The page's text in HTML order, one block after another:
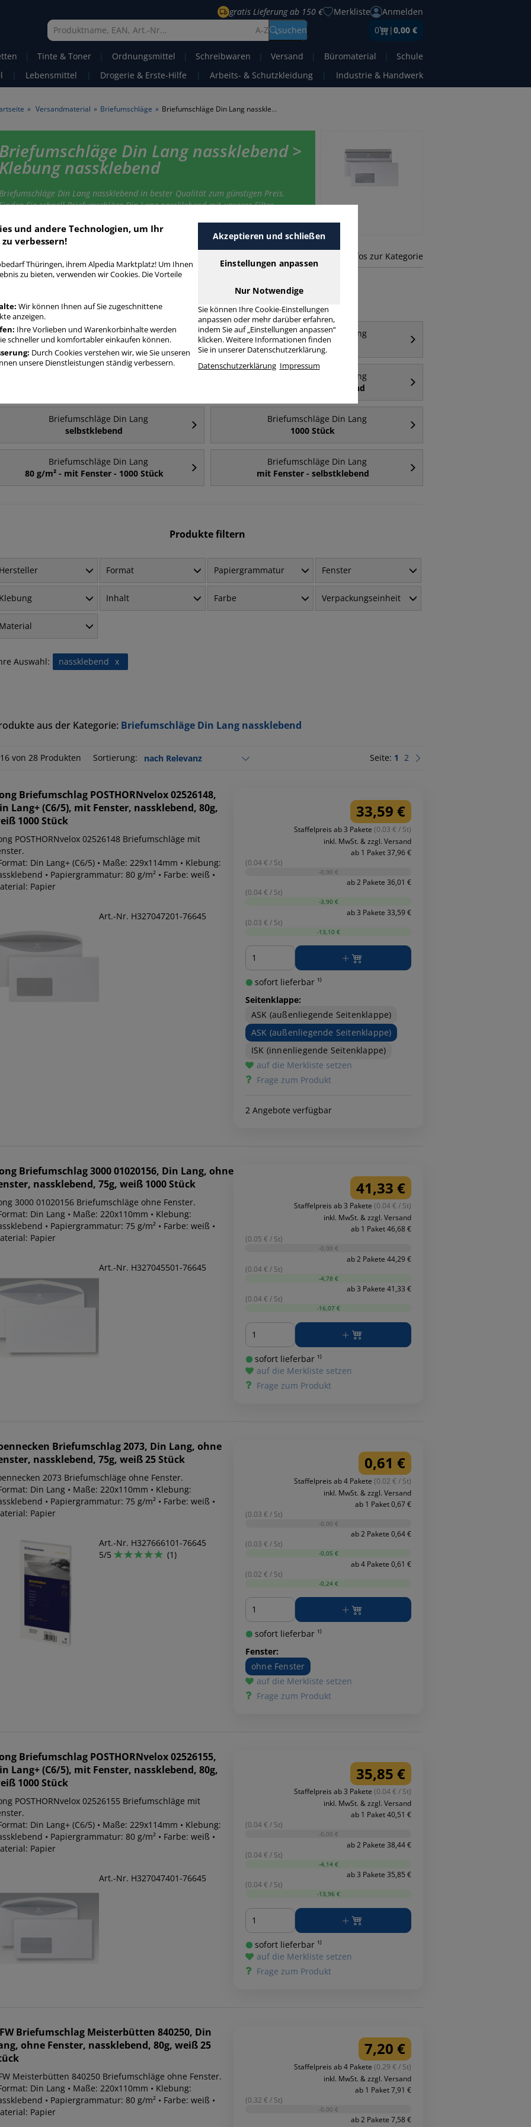
gratis Lieferung ab 150 € Merkliste
Anmelden
A-Z
suchen 0 |0,00 €
| Tinte & Toner | Ordnungsmittel | Schreibwaren | Versand | Büromaterial |
Schule
| Lebensmittel | Drogerie & Erste-Hilfe | Arbeits- & Schutzkleidung | Industrie & Handwerk
» Versandmaterial » Briefumschläge » Briefumschläge Din Lang nassklebend
Briefumschläge Din Lang nassklebend >
Klebung nassklebend
Briefumschläge Din Lang nassklebend in bester Qualität zum günstigen Preis.
Sie schnell Briefumschläge Din Lang nassklebend mit unserer Filter-
mehr Infos zur Kategorie
Briefumschläge Din Lang
mit Fenster
Briefumschläge Din Lang
ohne Fenster
Briefumschläge Din Lang
mit Fenster - haftklebend
Briefumschläge Din Lang
selbstklebend
Briefumschläge Din Lang
1000 Stück
Briefumschläge Din Lang
80 g/m² - mit Fenster - 1000 Stück
Briefumschläge Din Lang
mit Fenster - selbstklebend
Produkte filtern
Hersteller Format Papiergrammatur Fenster
Klebung Inhalt Farbe Verpackungseinheit
Material
Auswahl: x
nassklebend
aus der Kategorie: Briefumschläge Din Lang nassklebend
von 28 Produkten Sortierung: Seite: 1 2
Briefumschlag POSTHORNvelox 02526148,
Lang+ (C6/5), mit Fenster, nassklebend, 80g,
1000 Stück
POSTHORNvelox 02526148 Briefumschläge mit
Din Lang+ (C6/5) • Maße: 229x114mm • Klebung:
• Papiergrammatur: 80 g/m² • Farbe: weiß •
Papier
Art.-Nr. H327047201-76645
33,59 €
Staffelpreis ab 3 Pakete (0.03 € / St)
inkl. MwSt. & zzgl. Versand
ab 1 Paket 37,96 €
(0.04 € / St)
-0,00 €
ab 2 Pakete 36,01 €
(0.04 € / St)
-3,90 €
ab 3 Pakete 33,59 €
(0.03 € / St)
-13,10 €
Menge
sofort lieferbar ¹⁾
Seitenklappe:
ASK (außenliegende Seitenklappe)
ASK (außenliegende Seitenklappe)
ISK (innenliegende Seitenklappe)
auf die Merkliste setzen
Frage zum Produkt
2 Angebote verfügbar
Briefumschlag 3000 01020156, Din Lang, ohne
nassklebend, 75g, weiß 1000 Stück
3000 01020156 Briefumschläge ohne Fenster.
Din Lang • Maße: 220x110mm • Klebung:
• Papiergrammatur: 75 g/m² • Farbe: weiß •
Papier
Art.-Nr. H327045501-76645
41,33 €
Staffelpreis ab 3 Pakete (0.04 € / St)
inkl. MwSt. & zzgl. Versand
ab 1 Paket 46,68 €
(0.05 € / St)
-0,00 €
ab 2 Pakete 44,29 €
(0.04 € / St)
-4,78 €
ab 3 Pakete 41,33 €
(0.04 € / St)
-16,07 €
Menge
sofort lieferbar ¹⁾
auf die Merkliste setzen
Frage zum Produkt
Briefumschlag 2073, Din Lang, ohne
nassklebend, 75g, weiß 25 Stück
2073 Briefumschläge ohne Fenster.
Din Lang • Maße: 220x110mm • Klebung:
• Papiergrammatur: 75 g/m² • Farbe: weiß •
Papier
Art.-Nr. H327666101-76645
5/5
(1)
0,61 €
Staffelpreis ab 4 Pakete (0.02 € / St)
inkl. MwSt. & zzgl. Versand
ab 1 Paket 0,67 €
(0.03 € / St)
-0,00 €
ab 2 Pakete 0,64 €
(0.03 € / St)
-0,05 €
ab 4 Pakete 0,61 €
(0.02 € / St)
-0,24 €
Menge
sofort lieferbar ¹⁾
Fenster:
ohne Fenster
auf die Merkliste setzen
Frage zum Produkt
Briefumschlag POSTHORNvelox 02526155,
Lang+ (C6/5), mit Fenster, nassklebend, 80g,
1000 Stück
POSTHORNvelox 02526155 Briefumschläge mit
Din Lang+ (C6/5) • Maße: 229x114mm • Klebung:
• Papiergrammatur: 80 g/m² • Farbe: weiß •
Papier
Art.-Nr. H327047401-76645
35,85 €
Staffelpreis ab 3 Pakete (0.04 € / St)
inkl. MwSt. & zzgl. Versand
ab 1 Paket 40,51 €
(0.04 € / St)
-0,00 €
ab 2 Pakete 38,44 €
(0.04 € / St)
-4,14 €
ab 3 Pakete 35,85 €
(0.04 € / St)
-13,96 €
Menge
sofort lieferbar ¹⁾
auf die Merkliste setzen
Frage zum Produkt
Briefumschlag Meisterbütten 840250, Din
ohne Fenster, nassklebend, 80g, weiß 25
Meisterbütten 840250 Briefumschläge ohne Fenster.
Din Lang • Maße: 220x110mm • Klebung:
• Papiergrammatur: 80 g/m² • Farbe: weiß •
Papier
7,20 €
Staffelpreis ab 4 Pakete (0.29 € / St)
inkl. MwSt. & zzgl. Versand
ab 1 Paket 7,91 €
(0.32 € / St)
-0,00 €
ab 2 Pakete 7,58 €
und andere Technologien, um Ihr
verbessern!
Thüringen, ihrem Alpedia Marktplatz! Um Ihnen
zu bieten, verwenden wir Cookies. Die Vorteile
Wir können Ihnen auf Sie zugeschnittene
anzeigen.
Ihre Vorlieben und Warenkorbinhalte werden
schneller und komfortabler einkaufen können.
Durch Cookies verstehen wir, wie Sie unseren
unsere Dienstleistungen ständig verbessern.
Akzeptieren und schließen
Einstellungen anpassen
Nur Notwendige
Sie können Ihre Cookie-Einstellungen
anpassen oder mehr darüber erfahren,
indem Sie auf „Einstellungen anpassen“
klicken. Weitere Informationen finden
Sie in unserer Datenschutzerklärung.
Datenschutzerklärung Impressum